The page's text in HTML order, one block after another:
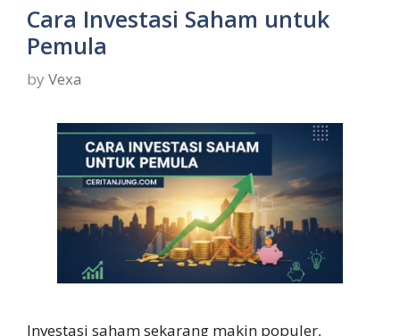
Cara Investasi Saham untuk
Pemula
by Vexa
Investasi saham sekarang makin populer,